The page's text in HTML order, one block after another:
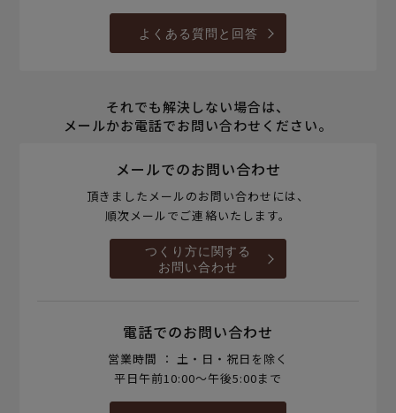
よくある質問と回答
それでも解決しない場合は、
メールかお電話でお問い合わせください。
メールでのお問い合わせ
頂きましたメールのお問い合わせには、
順次メールでご連絡いたします。
つくり方に関する
お問い合わせ
電話でのお問い合わせ
営業時間 ： 土・日・祝日を除く
平日午前10:00～午後5:00まで